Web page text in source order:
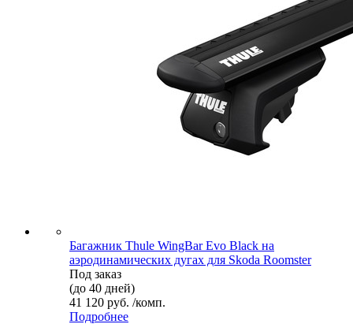
Багажник Thule WingBar Evo Black на
аэродинамических дугах для Skoda Roomster
Под заказ
(до 40 дней)
41 120 руб. /комп.
Подробнее